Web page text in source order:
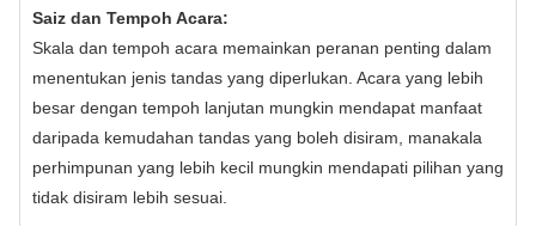
Saiz dan Tempoh Acara:
Skala dan tempoh acara memainkan peranan penting dalam
menentukan jenis tandas yang diperlukan. Acara yang lebih
besar dengan tempoh lanjutan mungkin mendapat manfaat
daripada kemudahan tandas yang boleh disiram, manakala
perhimpunan yang lebih kecil mungkin mendapati pilihan yang
tidak disiram lebih sesuai.